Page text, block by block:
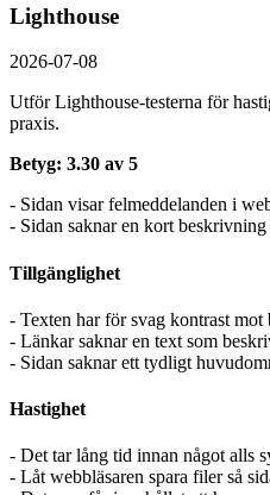
Lighthouse
2026-07-08
Utför Lighthouse-testerna för
praxis.
Betyg: 3.30 av 5
- Sidan visar felmeddelanden i
- Sidan saknar en kort
Tillgänglighet
- Texten har för svag kontrast
- Länkar saknar en text som
- Sidan saknar ett tydligt
Hastighet
- Det tar lång tid innan något alls
- Låt webbläsaren spara filer så